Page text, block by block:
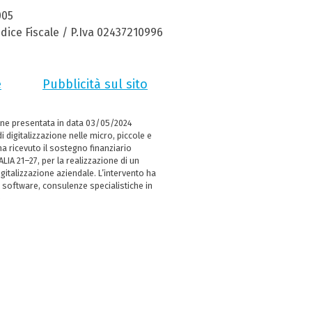
Fiscale / P.Iva 02437210996
Pubblicità sul sito
presentata in data 03/05/2024
digitalizzazione nelle micro, piccole e
ricevuto il sostegno finanziario
21–27, per la realizzazione di un
aziendale. L’intervento ha
consulenze specialistiche in